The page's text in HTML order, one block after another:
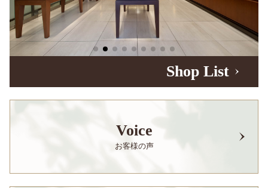
Shop List
Voice
お客様の声